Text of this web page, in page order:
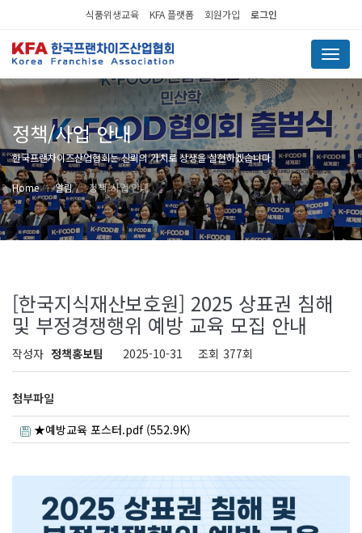
식품위생교육 KFA 플랫폼 회원가입 로그인
Menu
정책/사업 안내
한국프랜차이즈산업협회는 신뢰의 가치로 상생을 실현하겠습니다.
Home 알림 정책/사업 안내
[한국지식재산보호원] 2025 상표권 침해
및 부정경쟁행위 예방 교육 모집 안내
작성자 정책홍보팀 2025-10-31 조회 377회
첨부파일
★예방교육 포스터.pdf (552.9K)